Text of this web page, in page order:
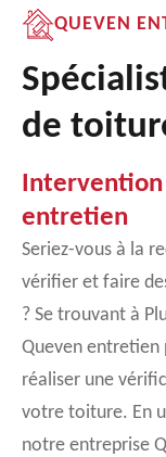
QUEVEN
de
Intervention
entretien
Seriez-vous à la
vérifier et faire
? Se trouvant à
Queven entretien
réaliser une
votre toiture. En
notre entreprise